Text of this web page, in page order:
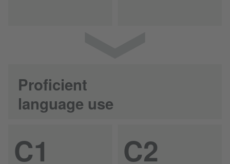
C1 C2
Proficient
language use